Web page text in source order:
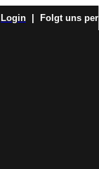
Login | Folgt uns per